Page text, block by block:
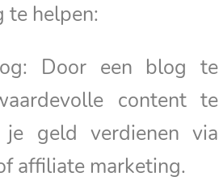
te helpen:
Door een blog te
content te
je geld verdienen via
affiliate marketing.